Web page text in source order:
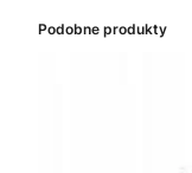
Podobne produkty